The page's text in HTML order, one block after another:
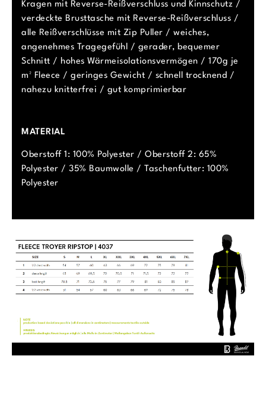
Kragen mit Reverse-Reißverschluss und Kinnschutz /
verdeckte Brusttasche mit Reverse-Reißverschluss /
alle Reißverschlüsse mit Zip Puller / weiches,
angenehmes Tragegefühl / gerader, bequemer
Schnitt / hohes Wärmeisolationsvermögen / 170g je
m² Fleece / geringes Gewicht / schnell trocknend /
nahezu knitterfrei / gut komprimierbar
MATERIAL
Oberstoff 1: 100% Polyester / Oberstoff 2: 65%
Polyester / 35% Baumwolle / Taschenfutter: 100%
Polyester